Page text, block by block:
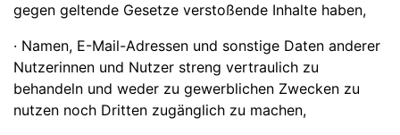
gegen geltende Gesetze verstoßende Inhalte haben,
· Namen, E-Mail-Adressen und sonstige Daten anderer
Nutzerinnen und Nutzer streng vertraulich zu
behandeln und weder zu gewerblichen Zwecken zu
nutzen noch Dritten zugänglich zu machen,